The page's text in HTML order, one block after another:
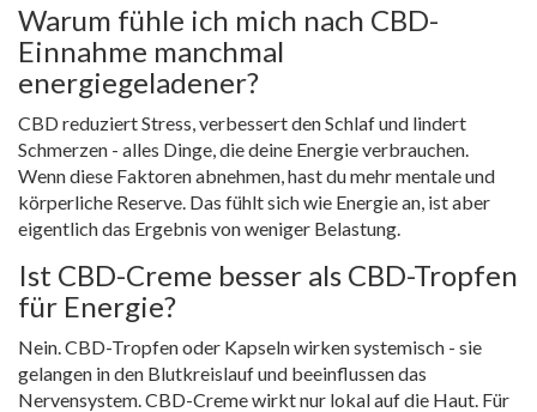
Warum fühle ich mich nach CBD-
Einnahme manchmal
energiegeladener?
CBD reduziert Stress, verbessert den Schlaf und lindert
Schmerzen - alles Dinge, die deine Energie verbrauchen.
Wenn diese Faktoren abnehmen, hast du mehr mentale und
körperliche Reserve. Das fühlt sich wie Energie an, ist aber
eigentlich das Ergebnis von weniger Belastung.
Ist CBD-Creme besser als CBD-Tropfen
für Energie?
Nein. CBD-Tropfen oder Kapseln wirken systemisch - sie
gelangen in den Blutkreislauf und beeinflussen das
Nervensystem. CBD-Creme wirkt nur lokal auf die Haut. Für